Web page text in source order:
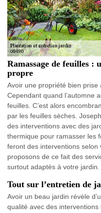
Ramassage de feuilles
propre
Avoir une propriété bien prise
Cependant quand l’automne
feuilles. C’est alors
par les feuilles sèches.
des interventions avec des
thermique pour ramasser les
feront des interventions
proposons de ce fait des
surtout adaptés à votre jardin.
Tout sur l’entretien de
Avoir un beau jardin révèle
qualité avec des